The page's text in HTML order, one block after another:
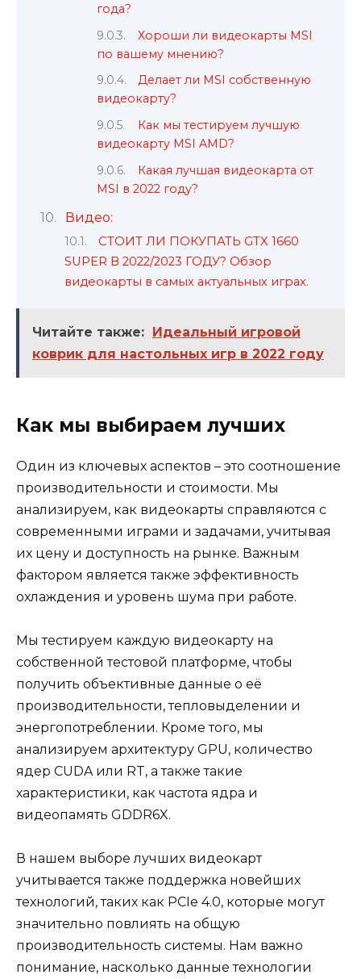
года?
Хороши ли видеокарты MSI
по вашему мнению?
Делает ли MSI собственную
видеокарту?
Как мы тестируем лучшую
видеокарту MSI AMD?
Какая лучшая видеокарта от
MSI в 2022 году?
Видео:
СТОИТ ЛИ ПОКУПАТЬ GTX 1660
SUPER В 2022/2023 ГОДУ? Обзор
видеокарты в самых актуальных играх.
Читайте также: Идеальный игровой
коврик для настольных игр в 2022 году
Как мы выбираем лучших
Один из ключевых аспектов – это соотношение
производительности и стоимости. Мы
анализируем, как видеокарты справляются с
современными играми и задачами, учитывая
их цену и доступность на рынке. Важным
фактором является также эффективность
охлаждения и уровень шума при работе.
Мы тестируем каждую видеокарту на
собственной тестовой платформе, чтобы
получить объективные данные о её
производительности, тепловыделении и
энергопотреблении. Кроме того, мы
анализируем архитектуру GPU, количество
ядер CUDA или RT, а также такие
характеристики, как частота ядра и
видеопамять GDDR6X.
В нашем выборе лучших видеокарт
учитывается также поддержка новейших
технологий, таких как PCIe 4.0, которые могут
значительно повлиять на общую
производительность системы. Нам важно
понимание, насколько данные технологии